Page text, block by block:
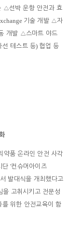
△선박 운항 안전과 효
기술 개발 △자
개발 △스마트 야드
선 테스트 등) 협업 등
약품 온라인 안전 사각
단'컨슈머아이즈
발대식을 개최했다고
을 고취시키고 전문성
위한 안전교육이 함